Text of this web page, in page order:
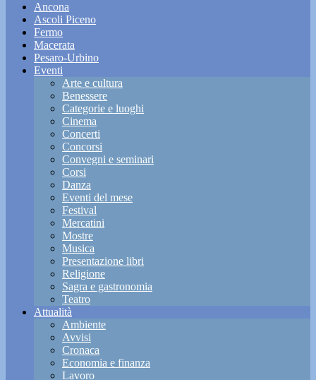
Ancona
Ascoli Piceno
Fermo
Macerata
Pesaro-Urbino
Eventi
Arte e cultura
Benessere
Categorie e luoghi
Cinema
Concerti
Concorsi
Convegni e seminari
Corsi
Danza
Eventi del mese
Festival
Mercatini
Mostre
Musica
Presentazione libri
Religione
Sagra e gastronomia
Teatro
Attualità
Ambiente
Avvisi
Cronaca
Economia e finanza
Lavoro